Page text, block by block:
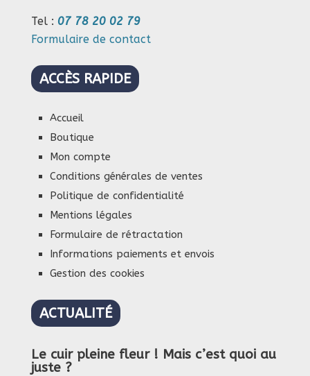
Tel : 07 78 20 02 79
Formulaire de contact
ACCÈS RAPIDE
Accueil
Boutique
Mon compte
Conditions générales de ventes
Politique de confidentialité
Mentions légales
Formulaire de rétractation
Informations paiements et envois
Gestion des cookies
ACTUALITÉ
Le cuir pleine fleur ! Mais c’est quoi au
juste ?